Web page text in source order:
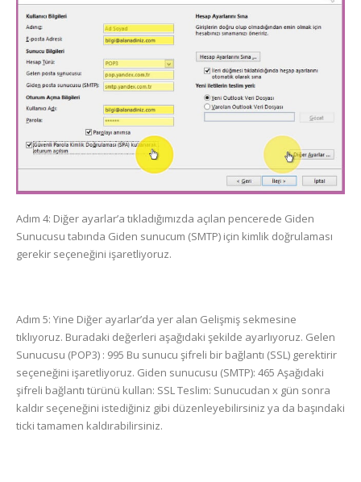
Adım 4: Diğer ayarlar’a tıkladığımızda açılan pencerede Giden
Sunucusu tabında Giden sunucum (SMTP) için kimlik doğrulaması
gerekir seçeneğini işaretliyoruz.
Adım 5: Yine Diğer ayarlar’da yer alan Gelişmiş sekmesine
tıklıyoruz. Buradaki değerleri aşağıdaki şekilde ayarlıyoruz. Gelen
Sunucusu (POP3) : 995 Bu sunucu şifreli bir bağlantı (SSL) gerektirir
seçeneğini işaretliyoruz. Giden sunucusu (SMTP): 465 Aşağıdaki
şifreli bağlantı türünü kullan: SSL Teslim: Sunucudan x gün sonra
kaldır seçeneğini istediğiniz gibi düzenleyebilirsiniz ya da başındaki
ticki tamamen kaldırabilirsiniz.